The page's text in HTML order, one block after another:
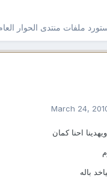
ملفات منتدى الحوار العام
March 24,
احنا كمان
باله